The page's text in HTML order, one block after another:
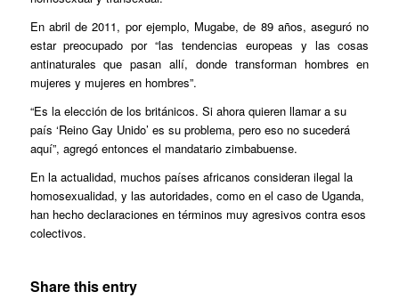
En abril de 2011, por ejemplo, Mugabe, de 89 años, aseguró no
estar preocupado por “las tendencias europeas y las cosas
antinaturales que pasan allí, donde transforman hombres en
mujeres y mujeres en hombres”.
“Es la elección de los británicos. Si ahora quieren llamar a su
país ‘Reino Gay Unido’ es su problema, pero eso no sucederá
aquí”, agregó entonces el mandatario zimbabuense.
En la actualidad, muchos países africanos consideran ilegal la
homosexualidad, y las autoridades, como en el caso de Uganda,
han hecho declaraciones en términos muy agresivos contra esos
colectivos.
Share this entry